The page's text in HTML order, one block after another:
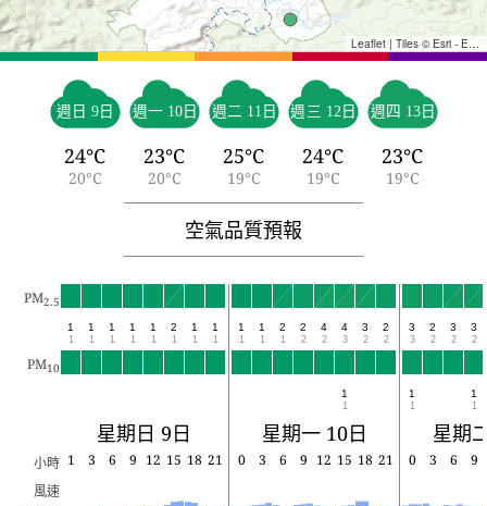
Leaflet | Tiles © Esri - Esri, DeLorme, NAVTEQ, TomTom, Intermap, iPC, USGS, FAO, NPS, NRCAN, GeoBase, Kadaster NL, Ordnance Survey, Esri Japan, METI, Esri China (Hong Kong), and the GIS User Community
週日 9日
24°C
20°C
週一 10日
23°C
20°C
週二 11日
25°C
19°C
週三 12日
24°C
19°C
週四 13日
23°C
19°C
空氣品質預報
PM2.5
1
1
1
1
1
1
1
1
1
1
2
1
1
1
1
1
1
1
1
1
2
1
2
2
4
2
4
3
3
2
2
2
3
3
2
2
3
2
3
2
PM10
1
1
1
1
1
1
星期日 9日 星期一 10日 星期
小時 1 3 6 9 12 15 18 21 0 3 6 9 12 15 18 21 0 3 6
9
風速